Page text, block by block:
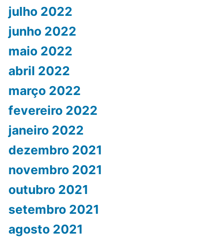
julho 2022
junho 2022
maio 2022
abril 2022
março 2022
fevereiro 2022
janeiro 2022
dezembro 2021
novembro 2021
outubro 2021
setembro 2021
agosto 2021